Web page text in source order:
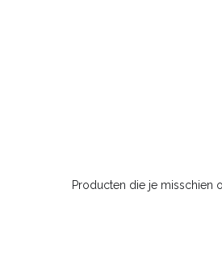
Producten die je misschien